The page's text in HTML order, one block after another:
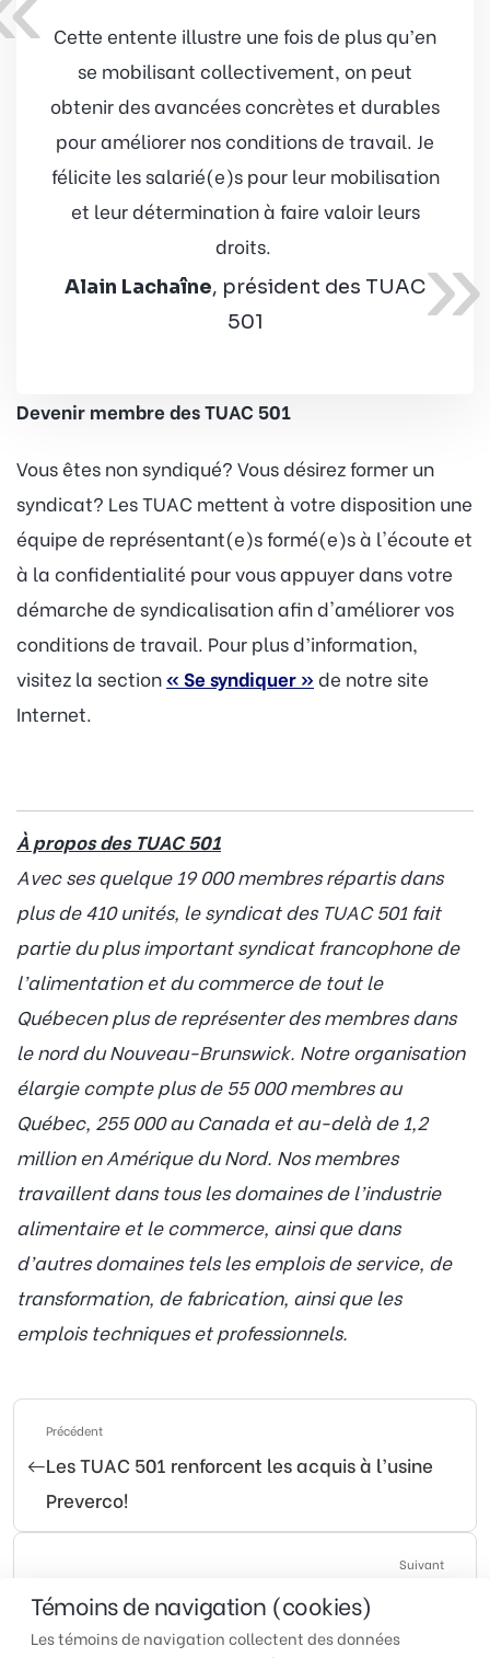
Témoins de navigation (cookies)
Les témoins de navigation collectent des données
»
Cette entente illustre une fois de plus qu’en
se mobilisant collectivement, on peut
obtenir des avancées concrètes et durables
pour améliorer nos conditions de travail. Je
félicite les salarié(e)s pour leur mobilisation
et leur détermination à faire valoir leurs
droits.
Alain Lachaîne, président des TUAC
501
Devenir membre des TUAC 501
Vous êtes non syndiqué? Vous désirez former un
syndicat? Les TUAC mettent à votre disposition une
équipe de représentant(e)s formé(e)s à l'écoute et
à la confidentialité pour vous appuyer dans votre
démarche de syndicalisation afin d'améliorer vos
conditions de travail. Pour plus d’information,
visitez la section« Se syndiquer » de notre site
Internet.
À propos des TUAC 501
Avec ses quelque 19 000 membres répartis dans
plus de 410 unités, le syndicat des TUAC 501 fait
partie du plus important syndicat francophone de
l’alimentation et du commerce de tout le
Québecen plus de représenter des membres dans
le nord du Nouveau-Brunswick. Notre organisation
élargie compte plus de 55 000 membres au
Québec, 255 000 au Canada et au-delà de 1,2
million en Amérique du Nord. Nos membres
travaillent dans tous les domaines de l’industrie
alimentaire et le commerce, ainsi que dans
d’autres domaines tels les emplois de service, de
transformation, de fabrication, ainsi que les
emplois techniques et professionnels.
Précédent
Les TUAC 501 renforcent les acquis à l’usine
Preverco!
Suivant
Adonis Griffintown : Les travailleur(euse) se
syndiquent avec les TUAC 500